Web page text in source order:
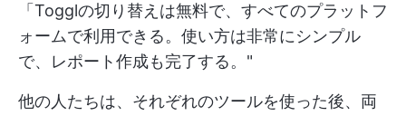
「Togglの切り替えは無料で、すべてのプラットフ
ォームで利用できる。使い方は非常にシンプル
で、レポート作成も完了する。"
他の人たちは、それぞれのツールを使った後、両